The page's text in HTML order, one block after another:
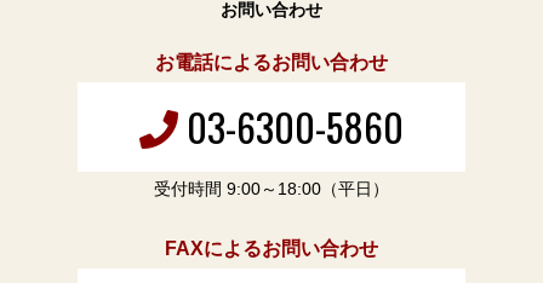
お問い合わせ
お電話によるお問い合わせ
03-6300-5860
受付時間 9:00～18:00（平日）
FAXによるお問い合わせ